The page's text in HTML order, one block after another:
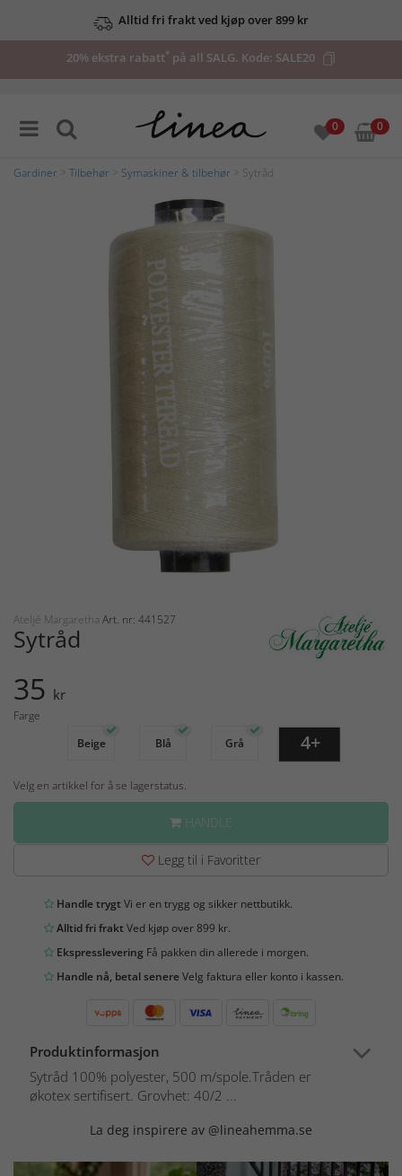
Alltid fri frakt ved kjøp over 899 kr
20% ekstra rabatt* på all SALG. Kode: SALE20
0 0
Gardiner Tilbehør Symaskiner & tilbehør > Sytråd
Ateljé Margaretha Art. nr: 441527
Sytråd
35 kr
Farge
Beige
Blå Grå 4+
Velg en artikkel for å se lagerstatus.
HANDLE
Legg til i Favoritter
Handle trygtVi er en trygg og sikker nettbutikk.
Alltid fri fraktVed kjøp over 899 kr.
Ekspresslevering Få pakken din allerede i morgen.
Handle nå, betal senereVelg faktura eller konto i kassen.
Produktinformasjon
Sytråd 100% polyester, 500 m/spole.Tråden er
økotex sertifisert. Grovhet: 40/2 ...
La deg inspirere av @lineahemma.se